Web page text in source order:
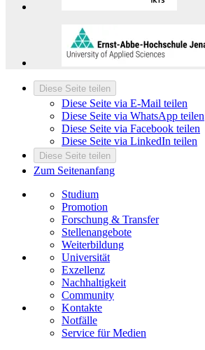
Diese Seite teilen
Diese Seite via E-Mail teilen
Diese Seite via WhatsApp teilen
Diese Seite via Facebook teilen
Diese Seite via LinkedIn teilen
Diese Seite teilen
Zum Seitenanfang
Studium
Promotion
Forschung & Transfer
Stellenangebote
Weiterbildung
Universität
Exzellenz
Nachhaltigkeit
Community
Kontakte
Notfälle
Service für Medien